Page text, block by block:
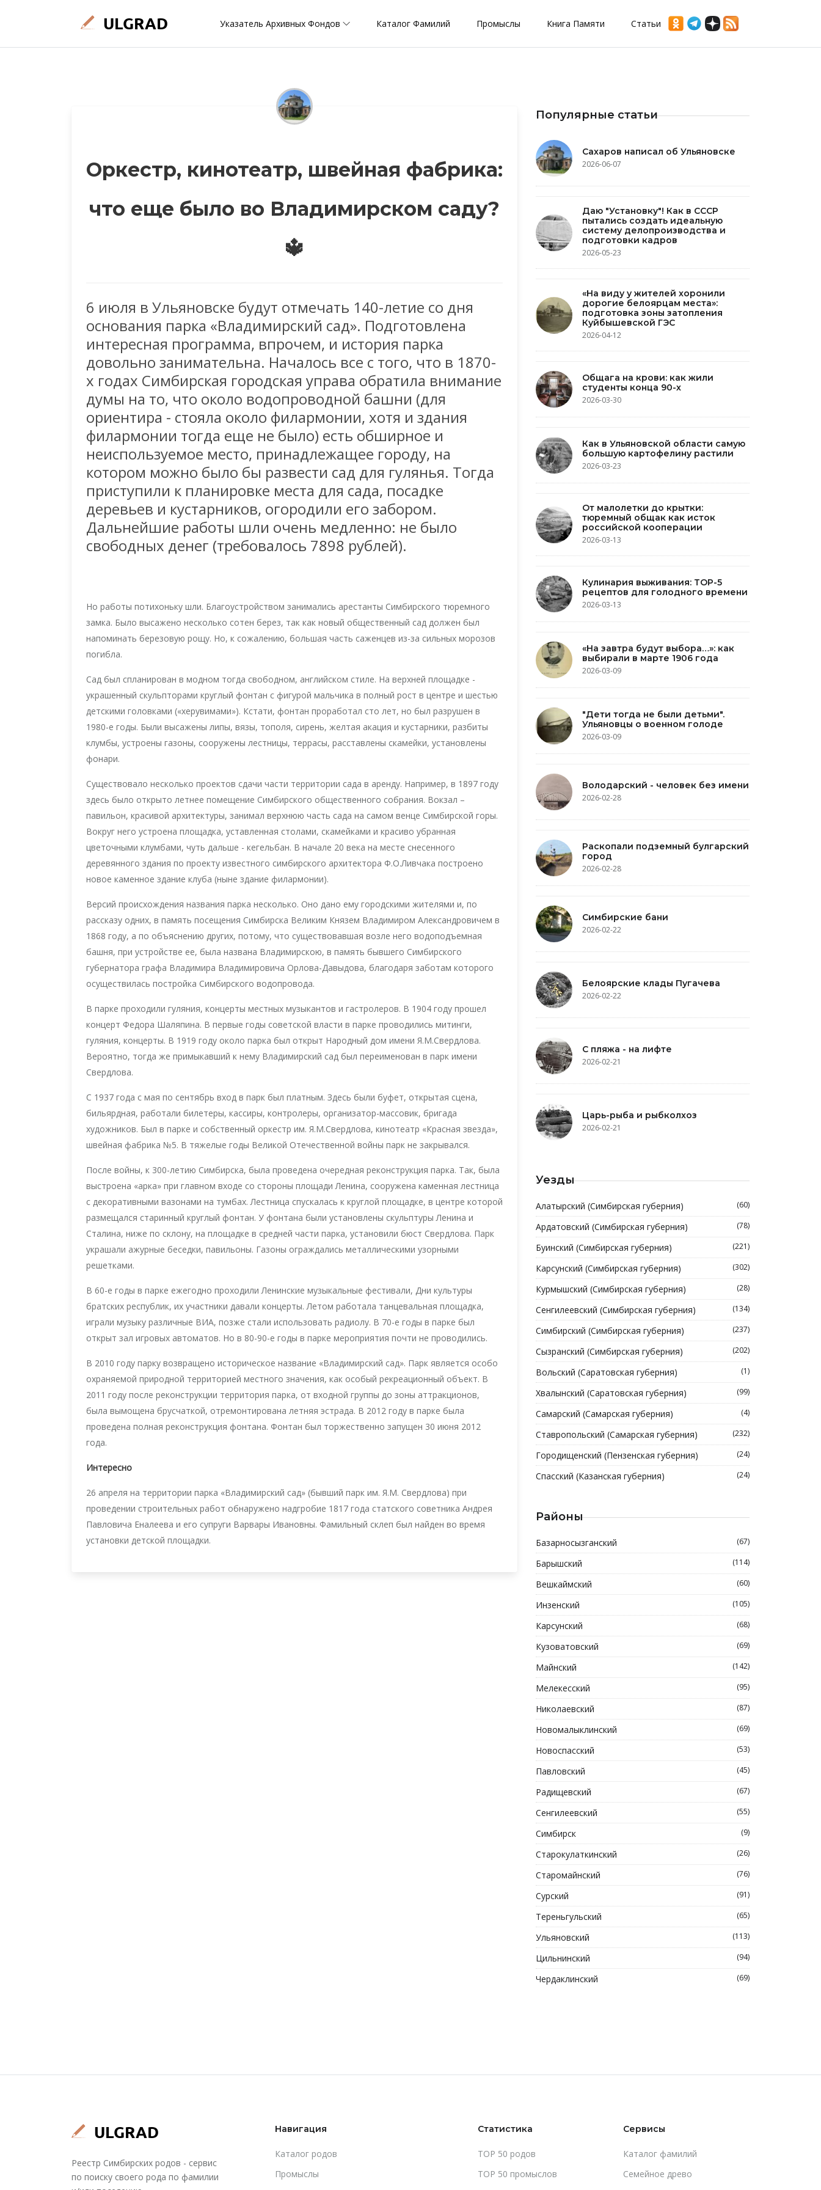
Указатель Архивных Фондов Каталог Фамилий Промыслы Книга Памяти Статьи
Оркестр, кинотеатр, швейная фабрика:
что еще было во Владимирском саду?
🔱
6 июля в Ульяновске будут отмечать 140-летие со дня
основания парка «Владимирский сад». Подготовлена
интересная программа, впрочем, и история парка
довольно занимательна. Началось все с того, что в 1870-
х годах Симбирская городская управа обратила внимание
думы на то, что около водопроводной башни (для
ориентира - стояла около филармонии, хотя и здания
филармонии тогда еще не было) есть обширное и
неиспользуемое место, принадлежащее городу, на
котором можно было бы развести сад для гулянья. Тогда
приступили к планировке места для сада, посадке
деревьев и кустарников, огородили его забором.
Дальнейшие работы шли очень медленно: не было
свободных денег (требовалось 7898 рублей).
Но работы потихоньку шли. Благоустройством занимались арестанты Симбирского тюремного
замка. Было высажено несколько сотен берез, так как новый общественный сад должен был
напоминать березовую рощу. Но, к сожалению, большая часть саженцев из-за сильных морозов
погибла.
Сад был спланирован в модном тогда свободном, английском стиле. На верхней площадке -
украшенный скульпторами круглый фонтан с фигурой мальчика в полный рост в центре и шестью
детскими головками («херувимами»). Кстати, фонтан проработал сто лет, но был разрушен в
1980-е годы. Были высажены липы, вязы, тополя, сирень, желтая акация и кустарники, разбиты
клумбы, устроены газоны, сооружены лестницы, террасы, расставлены скамейки, установлены
фонари.
Существовало несколько проектов сдачи части территории сада в аренду. Например, в 1897 году
здесь было открыто летнее помещение Симбирского общественного собрания. Вокзал –
павильон, красивой архитектуры, занимал верхнюю часть сада на самом венце Симбирской горы.
Вокруг него устроена площадка, уставленная столами, скамейками и красиво убранная
цветочными клумбами, чуть дальше - кегельбан. В начале 20 века на месте снесенного
деревянного здания по проекту известного симбирского архитектора Ф.О.Ливчака построено
новое каменное здание клуба (ныне здание филармонии).
Версий происхождения названия парка несколько. Оно дано ему городскими жителями и, по
рассказу одних, в память посещения Симбирска Великим Князем Владимиром Александровичем в
1868 году, а по объяснению других, потому, что существовавшая возле него водоподъемная
башня, при устройстве ее, была названа Владимирскою, в память бывшего Симбирского
губернатора графа Владимира Владимировича Орлова-Давыдова, благодаря заботам которого
осуществилась постройка Симбирского водопровода.
В парке проходили гуляния, концерты местных музыкантов и гастролеров. В 1904 году прошел
концерт Федора Шаляпина. В первые годы советской власти в парке проводились митинги,
гуляния, концерты. В 1919 году около парка был открыт Народный дом имени Я.М.Свердлова.
Вероятно, тогда же примыкавший к нему Владимирский сад был переименован в парк имени
Свердлова.
С 1937 года с мая по сентябрь вход в парк был платным. Здесь были буфет, открытая сцена,
бильярдная, работали билетеры, кассиры, контролеры, организатор-массовик, бригада
художников. Был в парке и собственный оркестр им. Я.М.Свердлова, кинотеатр «Красная звезда»,
швейная фабрика №5. В тяжелые годы Великой Отечественной войны парк не закрывался.
После войны, к 300-летию Симбирска, была проведена очередная реконструкция парка. Так, была
выстроена «арка» при главном входе со стороны площади Ленина, сооружена каменная лестница
с декоративными вазонами на тумбах. Лестница спускалась к круглой площадке, в центре которой
размещался старинный круглый фонтан. У фонтана были установлены скульптуры Ленина и
Сталина, ниже по склону, на площадке в средней части парка, установили бюст Свердлова. Парк
украшали ажурные беседки, павильоны. Газоны ограждались металлическими узорными
решетками.
В 60-е годы в парке ежегодно проходили Ленинские музыкальные фестивали, Дни культуры
братских республик, их участники давали концерты. Летом работала танцевальная площадка,
играли музыку различные ВИА, позже стали использовать радиолу. В 70-е годы в парке был
открыт зал игровых автоматов. Но в 80-90-е годы в парке мероприятия почти не проводились.
В 2010 году парку возвращено историческое название «Владимирский сад». Парк является особо
охраняемой природной территорией местного значения, как особый рекреационный объект. В
2011 году после реконструкции территория парка, от входной группы до зоны аттракционов,
была вымощена брусчаткой, отремонтирована летняя эстрада. В 2012 году в парке была
проведена полная реконструкция фонтана. Фонтан был торжественно запущен 30 июня 2012
года.
Интересно
26 апреля на территории парка «Владимирский сад» (бывший парк им. Я.М. Свердлова) при
проведении строительных работ обнаружено надгробие 1817 года статского советника Андрея
Павловича Еналеева и его супруги Варвары Ивановны. Фамильный склеп был найден во время
установки детской площадки.
Популярные статьи
Сахаров написал об Ульяновске
2026-06-07
Даю "Установку"! Как в СССР
пытались создать идеальную
систему делопроизводства и
подготовки кадров
2026-05-23
«На виду у жителей хоронили
дорогие белоярцам места»:
подготовка зоны затопления
Куйбышевской ГЭС
2026-04-12
Общага на крови: как жили
студенты конца 90-х
2026-03-30
Как в Ульяновской области самую
большую картофелину растили
2026-03-23
От малолетки до крытки:
тюремный общак как исток
российской кооперации
2026-03-13
Кулинария выживания: TOP-5
рецептов для голодного времени
2026-03-13
«На завтра будут выбора…»: как
выбирали в марте 1906 года
2026-03-09
"Дети тогда не были детьми".
Ульяновцы о военном голоде
2026-03-09
Володарский - человек без имени
2026-02-28
Раскопали подземный булгарский
город
2026-02-28
Симбирские бани
2026-02-22
Белоярские клады Пугачева
2026-02-22
С пляжа - на лифте
2026-02-21
Царь-рыба и рыбколхоз
2026-02-21
Уезды
Алатырский (Симбирская губерния) (60)
Ардатовский (Симбирская губерния) (78)
Буинский (Симбирская губерния) (221)
Карсунский (Симбирская губерния) (302)
Курмышский (Симбирская губерния) (28)
Сенгилеевский (Симбирская губерния) (134)
Симбирский (Симбирская губерния) (237)
Сызранский (Симбирская губерния) (202)
Вольский (Саратовская губерния) (1)
Хвалынский (Саратовская губерния) (99)
Самарский (Самарская губерния) (4)
Ставропольский (Самарская губерния) (232)
Городищенский (Пензенская губерния) (24)
Спасский (Казанская губерния) (24)
Районы
Базарносызганский (67)
Барышский (114)
Вешкаймский (60)
Инзенский (105)
Карсунский (68)
Кузоватовский (69)
Майнский (142)
Мелекесский (95)
Николаевский (87)
Новомалыклинский (69)
Новоспасский (53)
Павловский (45)
Радищевский (67)
Сенгилеевский (55)
Симбирск (9)
Старокулаткинский (26)
Старомайнский (76)
Сурский (91)
Тереньгульский (65)
Ульяновский (113)
Цильнинский (94)
Чердаклинский (69)
Реестр Симбирских родов - сервис
по поиску своего рода по фамилии
Навигация
Каталог родов
Промыслы
Статистика
TOP 50 родов
TOP 50 промыслов
Сервисы
Каталог фамилий
Cемейное древо